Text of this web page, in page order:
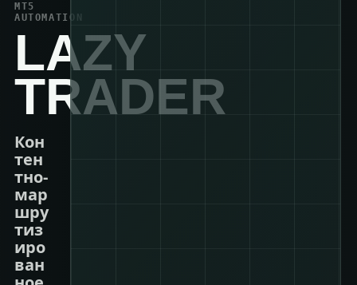
MT5
AUTOMATION
LAZY
TRADER
Кон
тен
тно-
мар
шру
тиз
иро
ван